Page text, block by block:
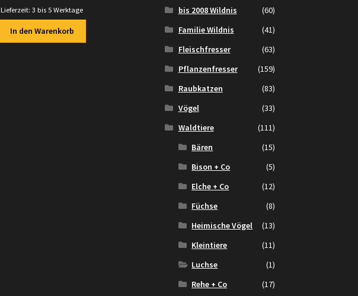
Lieferzeit:3 bis 5 Werktage
In den Warenkorb
bis 2008 Wildnis
(60)
Familie Wildnis
(41)
Fleischfresser
(63)
Pflanzenfresser
(159)
Raubkatzen
(83)
Vögel
(33)
Waldtiere
(111)
Bären
(15)
Bison + Co
(5)
Elche + Co
(12)
Füchse
(8)
Heimische Vögel
(13)
Kleintiere
(11)
Luchse
(1)
Rehe + Co
(17)